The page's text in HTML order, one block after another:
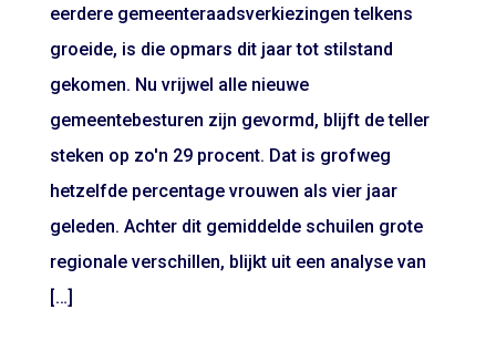
eerdere gemeenteraadsverkiezingen telkens
groeide, is die opmars dit jaar tot stilstand
gekomen. Nu vrijwel alle nieuwe
gemeentebesturen zijn gevormd, blijft de teller
steken op zo'n 29 procent. Dat is grofweg
hetzelfde percentage vrouwen als vier jaar
geleden. Achter dit gemiddelde schuilen grote
regionale verschillen, blijkt uit een analyse van
[…]